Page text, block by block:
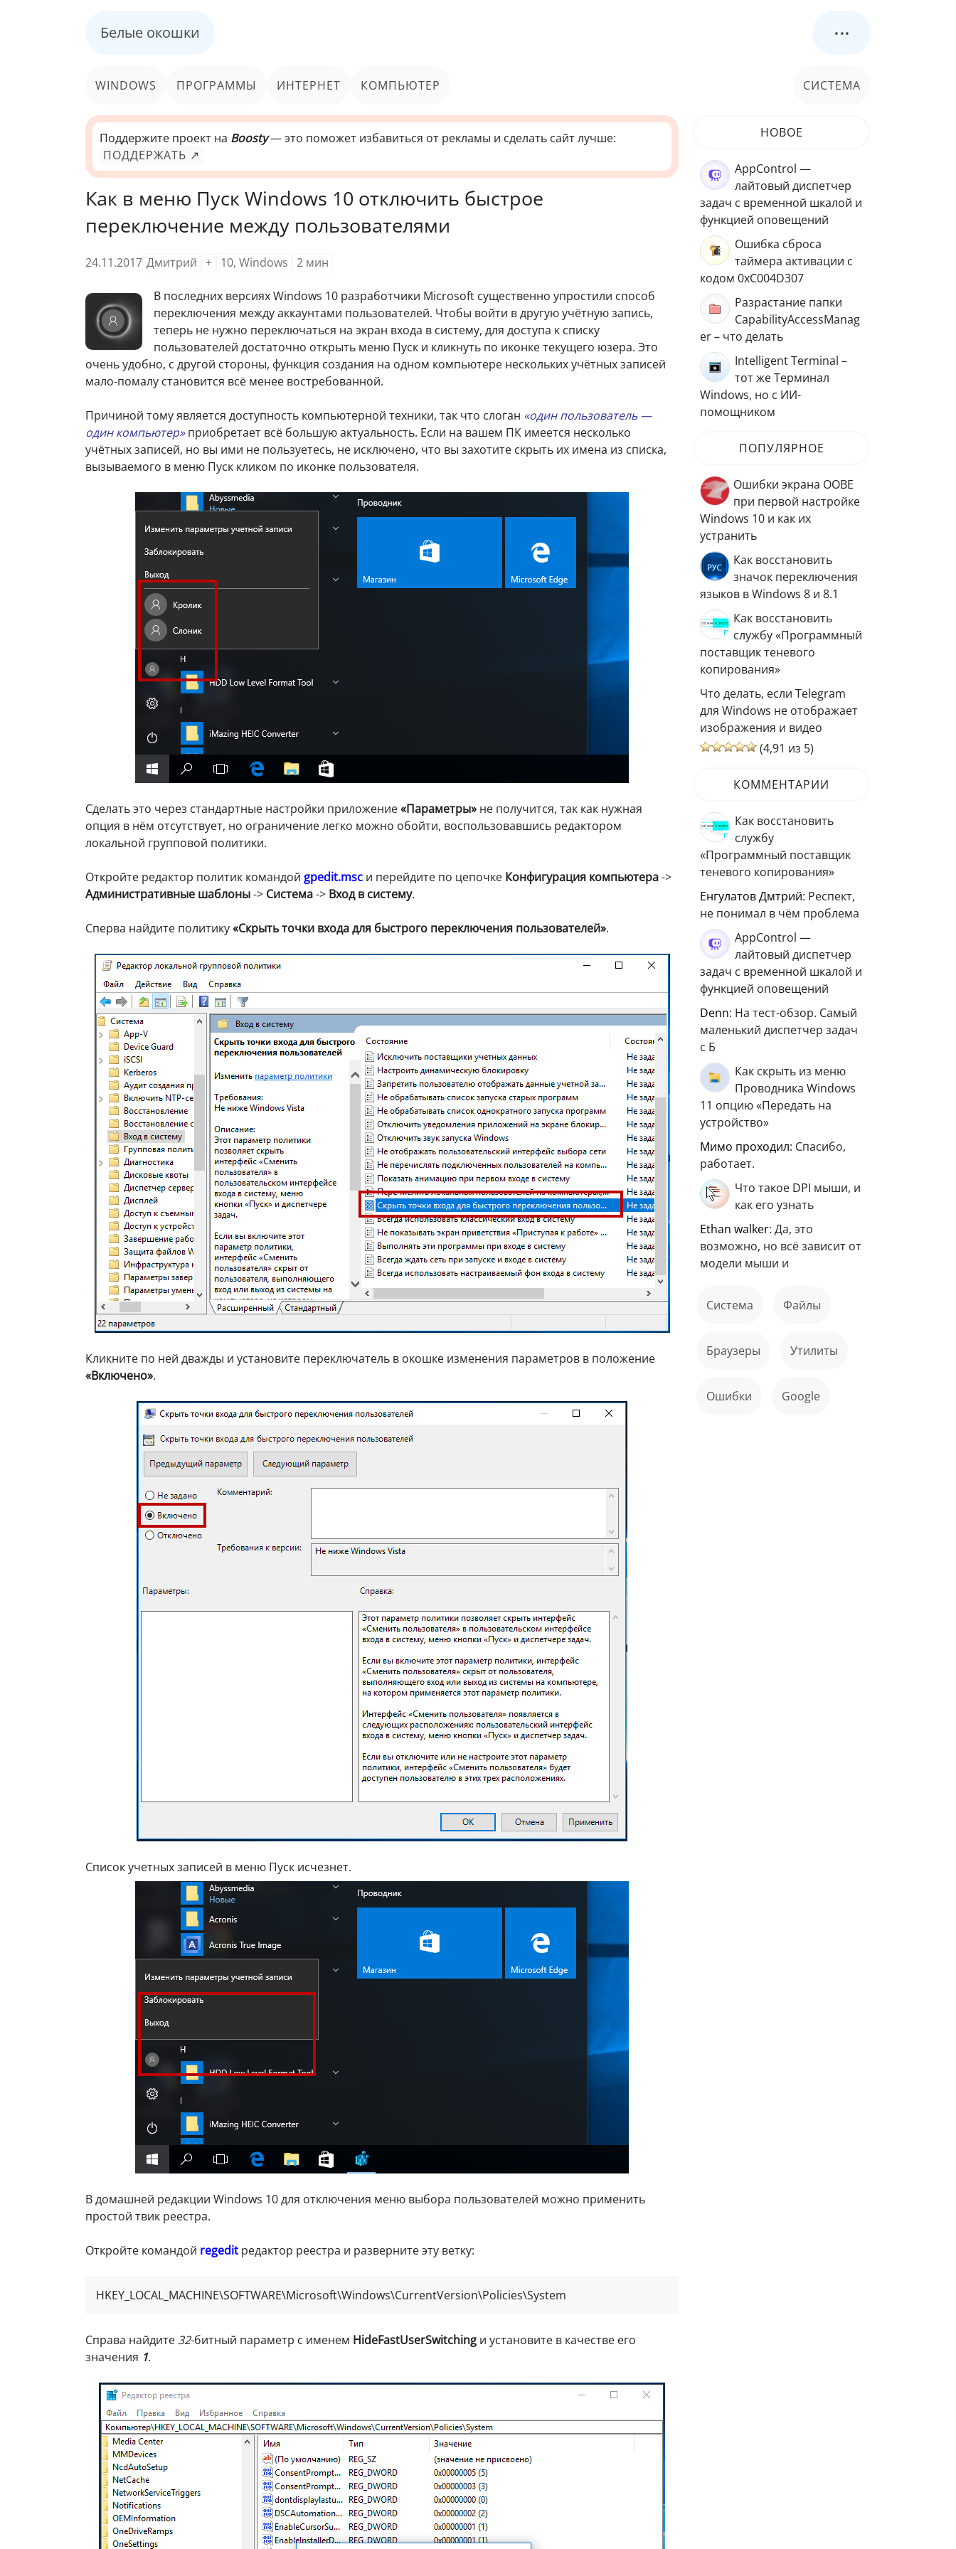
Белые окошки ...
WINDOWS ПРОГРАММЫ ИНТЕРНЕТ КОМПЬЮТЕР СИСТЕМА
Поддержите проект на Boosty— это поможет избавиться от рекламы и сделать сайт лучше:
ПОДДЕРЖАТЬ ↗
Как в меню Пуск Windows 10 отключить быстрое
переключение между пользователями
24.11.2017 Дмитрий + 10, Windows 2 мин
В последних версиях Windows 10 разработчики Microsoft существенно упростили способ
переключения между аккаунтами пользователей. Чтобы войти в другую учётную запись,
теперь не нужно переключаться на экран входа в систему, для доступа к списку
пользователей достаточно открыть меню Пуск и кликнуть по иконке текущего юзера. Это
очень удобно, с другой стороны, функция создания на одном компьютере нескольких учётных записей
мало-помалу становится всё менее востребованной.
Причиной тому является доступность компьютерной техники, так что слоган «один пользователь —
один компьютер»приобретает всё большую актуальность. Если на вашем ПК имеется несколько
учётных записей, но вы ими не пользуетесь, не исключено, что вы захотите скрыть их имена из списка,
вызываемого в меню Пуск кликом по иконке пользователя.
Сделать это через стандартные настройки приложение«Параметры» не получится, так как нужная
опция в нём отсутствует, но ограничение легко можно обойти, воспользовавшись редактором
локальной групповой политики.
Откройте редактор политик командой gpedit.msc и перейдите по цепочке Конфигурация компьютера->
Административные шаблоны-> Система-> Вход в систему.
Сперва найдите политику«Скрыть точки входа для быстрого переключения пользователей».
Кликните по ней дважды и установите переключатель в окошке изменения параметров в положение
«Включено».
Список учетных записей в меню Пуск исчезнет.
В домашней редакции Windows 10 для отключения меню выбора пользователей можно применить
простой твик реестра.
Откройте командой regedit редактор реестра и разверните эту ветку:
HKEY_LOCAL_MACHINE\SOFTWARE\Microsoft\Windows\CurrentVersion\Policies\System
Справа найдите 32-битный параметр с именем HideFastUserSwitching и установите в качестве его
значения 1.
НОВОЕ
AppControl —
лайтовый диспетчер
задач с временной шкалой и
функцией оповещений
Ошибка сброса
таймера активации с
кодом 0xC004D307
Разрастание папки
CapabilityAccessManag
er – что делать
Intelligent Terminal –
тот же Терминал
Windows, но с ИИ-
помощником
ПОПУЛЯРНОЕ
Ошибки экрана OOBE
при первой настройке
Windows 10 и как их
устранить
Как восстановить
значок переключения
языков в Windows 8 и 8.1
Как восстановить
службу «Программный
поставщик теневого
копирования»
Что делать, если Telegram
для Windows не отображает
изображения и видео
(4,91 из 5)
КОММЕНТАРИИ
Как восстановить
службу
«Программный поставщик
теневого копирования»
Енгулатов Дмтрий: Респект,
не понимал в чём проблема
AppControl —
лайтовый диспетчер
задач с временной шкалой и
функцией оповещений
Denn: На тест-обзор. Самый
маленький диспетчер задач
с Б
Как скрыть из меню
Проводника Windows
11 опцию «Передать на
устройство»
мимо проходил: Спасибо,
работает.
Что такое DPI мыши, и
как его узнать
ethan walker: Да, это
возможно, но всё зависит от
модели мыши и
Система файлы
Браузеры Утилиты
ошибки Google